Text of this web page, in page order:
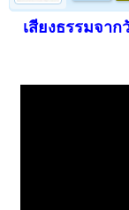
เสียงธรรมจา